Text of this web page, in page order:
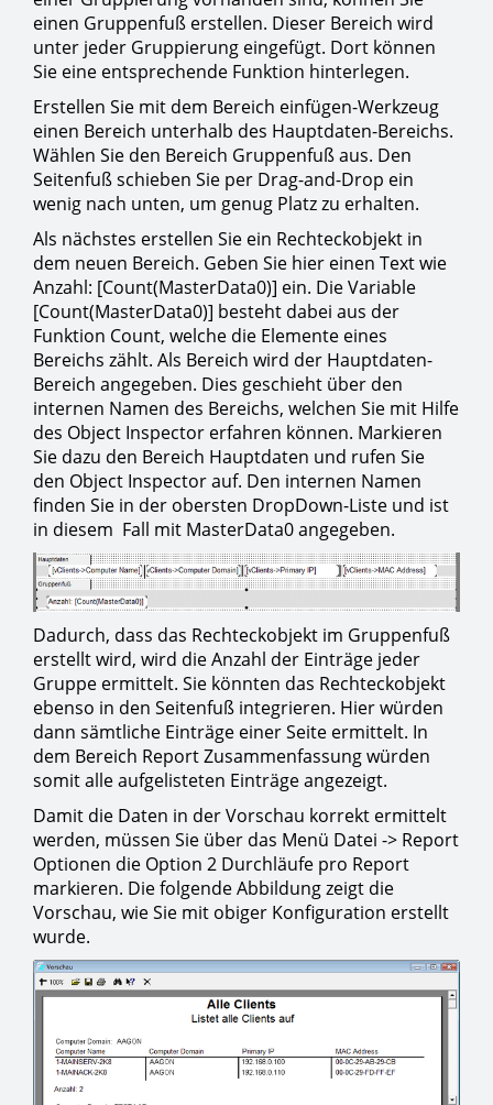
einen Gruppenfuß erstellen. Dieser Bereich wird
unter jeder Gruppierung eingefügt. Dort können
Sie eine entsprechende Funktion hinterlegen.
Erstellen Sie mit dem Bereich einfügen-Werkzeug
einen Bereich unterhalb des Hauptdaten-Bereichs.
Wählen Sie den Bereich Gruppenfuß aus. Den
Seitenfuß schieben Sie per Drag-and-Drop ein
wenig nach unten, um genug Platz zu erhalten.
Als nächstes erstellen Sie ein Rechteckobjekt in
dem neuen Bereich. Geben Sie hier einen Text wie
Anzahl: [Count(MasterData0)] ein. Die Variable
[Count(MasterData0)] besteht dabei aus der
Funktion Count, welche die Elemente eines
Bereichs zählt. Als Bereich wird der Hauptdaten-
Bereich angegeben. Dies geschieht über den
internen Namen des Bereichs, welchen Sie mit Hilfe
des Object Inspector erfahren können. Markieren
Sie dazu den Bereich Hauptdaten und rufen Sie
den Object Inspector auf. Den internen Namen
finden Sie in der obersten DropDown-Liste und ist
in diesem Fall mit MasterData0 angegeben.
Dadurch, dass das Rechteckobjekt im Gruppenfuß
erstellt wird, wird die Anzahl der Einträge jeder
Gruppe ermittelt. Sie könnten das Rechteckobjekt
ebenso in den Seitenfuß integrieren. Hier würden
dann sämtliche Einträge einer Seite ermittelt. In
dem Bereich Report Zusammenfassung würden
somit alle aufgelisteten Einträge angezeigt.
Damit die Daten in der Vorschau korrekt ermittelt
werden, müssen Sie über das Menü Datei -> Report
Optionen die Option 2 Durchläufe pro Report
markieren. Die folgende Abbildung zeigt die
Vorschau, wie Sie mit obiger Konfiguration erstellt
wurde.